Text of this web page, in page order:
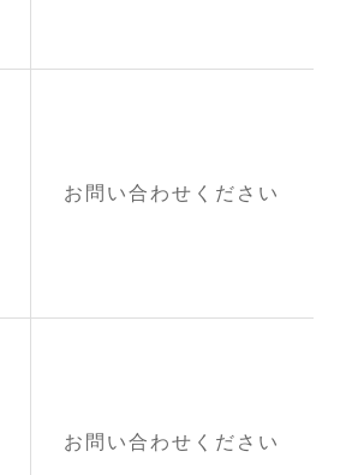
お問い合わせください
お問い合わせください